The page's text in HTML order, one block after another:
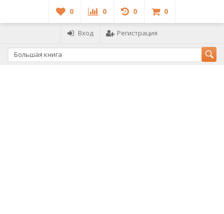
0 0 0 0
Вход Регистрация